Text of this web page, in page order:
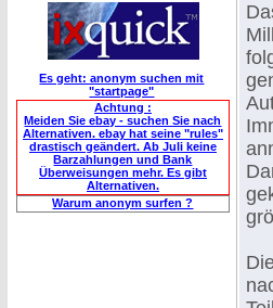
Es geht: anonym suchen mit
"startpage"
Achtung :
Meiden Sie ebay - suchen Sie nach
Alternativen. ebay hat seine "rules"
drastisch geändert. Ab Juli keine
Barzahlungen und Bank
Überweisungen mehr. Es gibt
Alternativen.
Warum anonym surfen ?